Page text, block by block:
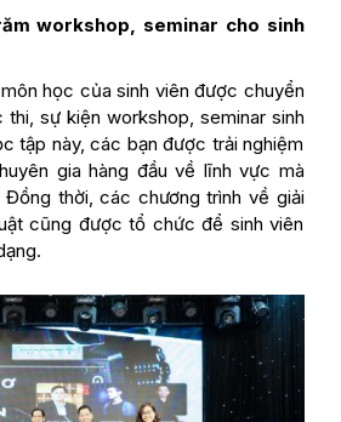
workshop, seminar cho sinh
học của sinh viên được chuyển
sự kiện workshop, seminar sinh
tập này, các bạn được trải nghiệm
gia hàng đầu về lĩnh vực mà
thời, các chương trình về giải
cũng được tổ chức để sinh viên